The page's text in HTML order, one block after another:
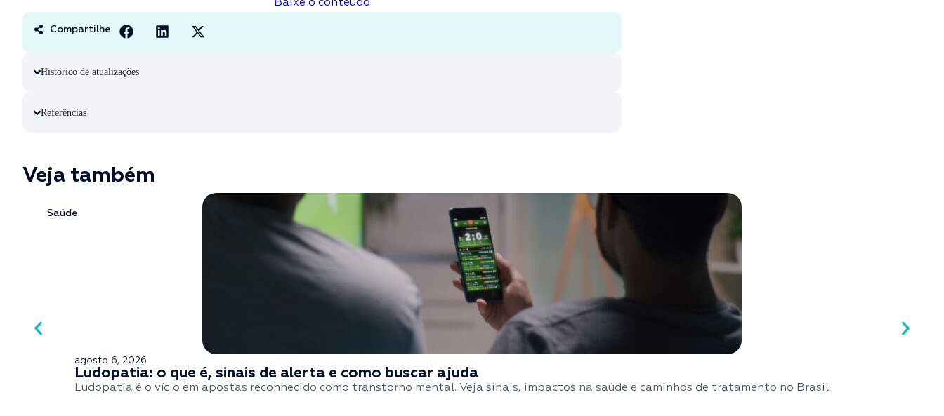
Baixe o conteúdo
Compartilhe
Histórico de atualizações
Referências
Veja também
Saúde
agosto 6, 2026
Ludopatia: o que é, sinais de alerta e como buscar ajuda
Ludopatia é o vício em apostas reconhecido como transtorno mental. Veja sinais, impactos na saúde e caminhos de tratamento no Brasil.